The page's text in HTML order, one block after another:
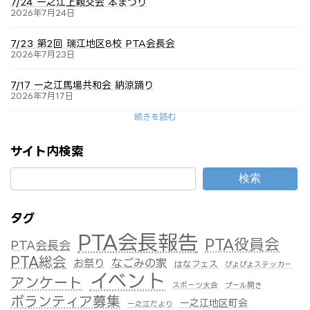
2026年7月24日
7/23 第2回 瑞江地区8校 PTA会長会
2026年7月23日
7/17 一之江馬場共和会 納涼踊り
2026年7月17日
続きを読む
サイト内検索
検索
タグ
PTA会長会 PTA会長報告 PTA役員会
PTA総会 お祭り なごみの家 はなフェス ぴよぴよステッカー
アンケート イベント スポーツ大会 プール開き
ボランティア募集 一之江だより 一之江地区町会